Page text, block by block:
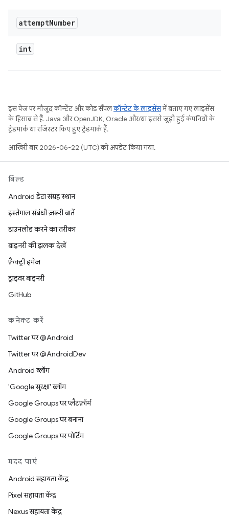
attemptNumber
int
इस पेज पर मौजूद कॉन्टेंट और कोड सैंपलकॉन्टेंट के लाइसेंसमें बताए गए लाइसेंस
के हिसाब से हैं. Java और OpenJDK, Oracle और/या इससे जुड़ी हुई कंपनियों के
ट्रेडमार्क या रजिस्टर किए हुए ट्रेडमार्क हैं.
आखिरी बार 2026-06-22 (UTC) को अपडेट किया गया.
बिल्ड
Android डेटा संग्रह स्थान
इस्तेमाल संबंधी ज़रूरी बातें
डाउनलोड करने का तरीका
बाइनरी की झलक देखें
फ़ैक्ट्री इमेज
ड्राइवर बाइनरी
GitHub
कनेक्ट करें
Twitter पर @Android
Twitter पर @AndroidDev
Android ब्लॉग
'Google सुरक्षा' ब्लॉग
Google Groups पर प्लैटफ़ॉर्म
Google Groups पर बनाना
Google Groups पर पोर्टिंग
मदद पाएं
Android सहायता केंद्र
Pixel सहायता केंद्र
Nexus सहायता केंद्र